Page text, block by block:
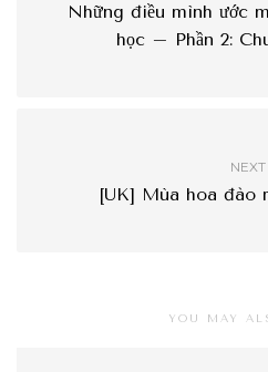
Những điều mình ước
học – Phần 2:
NEXT
[UK] Mùa hoa đào
YOU MAY